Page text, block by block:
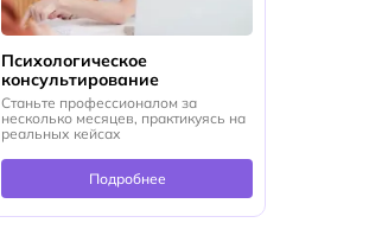
Психологическое
консультирование
Станьте профессионалом за
несколько месяцев, практикуясь на
реальных кейсах
Подробнее